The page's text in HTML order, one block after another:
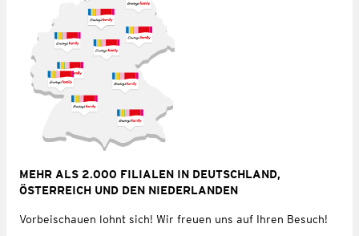
MEHR ALS 2.000 FILIALEN IN DEUTSCHLAND,
ÖSTERREICH UND DEN NIEDERLANDEN
Vorbeischauen lohnt sich! Wir freuen uns auf Ihren Besuch!